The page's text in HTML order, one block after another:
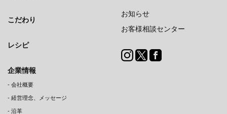
こだわり
レシピ
企業情報
- 会社概要
- 経営理念、メッセージ
- 沿革
お知らせ
お客様相談センター